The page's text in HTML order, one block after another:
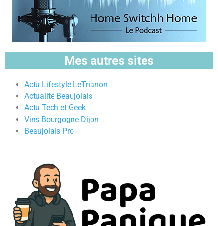
Mes autres sites
Actu Lifestyle LeTrianon
Actualité Beaujolais
Actu Tech et Geek
Vins Bourgogne Dijon
Beaujolais Pro